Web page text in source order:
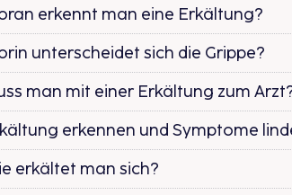
erkennt man eine Erkältung?​
unterscheidet sich die Grippe?
man mit einer Erkältung zum
erkennen und Symptome
erkältet man sich?​